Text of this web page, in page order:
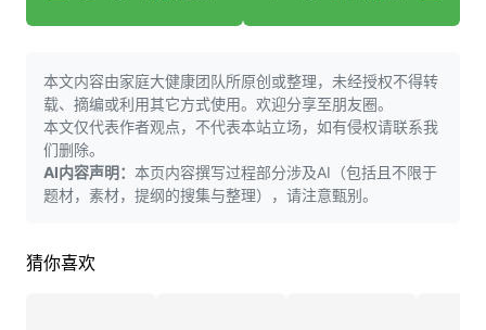
本文内容由家庭大健康团队所原创或整理，未经授权不得转
载、摘编或利用其它方式使用。欢迎分享至朋友圈。
本文仅代表作者观点，不代表本站立场，如有侵权请联系我
们删除。
AI内容声明： 本页内容撰写过程部分涉及AI（包括且不限于
题材，素材，提纲的搜集与整理），请注意甄别。
猜你喜欢